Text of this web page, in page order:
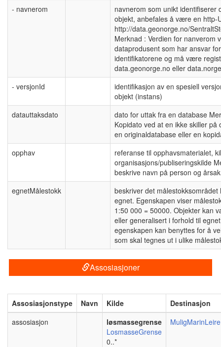
- navnerom
navnerom som unikt identifiserer
objekt, anbefales å være en http-
http://data.geonorge.no/
Merknad : Verdien for nanverom
dataprodusent som har ansvar
identifikatorene og må være
data.geonorge.no eller
- versjonId
identifikasjon av en spesiell
objekt (instans)
datauttaksdato
dato for uttak fra en database
Kopidato ved at en ikke skiller på
en originaldatabase eller en
opphav
referanse til opphavsmaterialet,
organisasjons/publiseringskilde
beskrive navn på person og
egnetMålestokk
beskriver det
egnet. Egenskapen viser
1:50 000 = 50000. Objekter kan
eller generalisert i forhold til
egenskapen kan benyttes for å
som skal tegnes ut i ulike
Assosiasjoner
Assosiasjonstype Navn Kilde
Destinasjon
assosiasjon
løsmassegrense
LosmasseGrense
0..*